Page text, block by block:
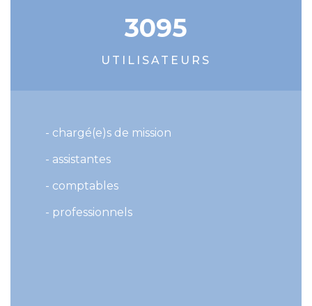
3095
UTILISATEURS
- chargé(e)s de mission
- assistantes
- comptables
- professionnels